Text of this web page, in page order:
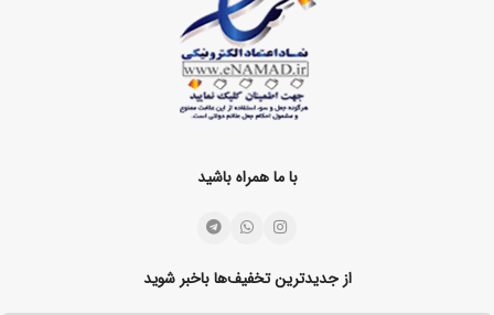
با ما همراه باشید
از جدیدترین تخفیف‌ها باخبر شوید